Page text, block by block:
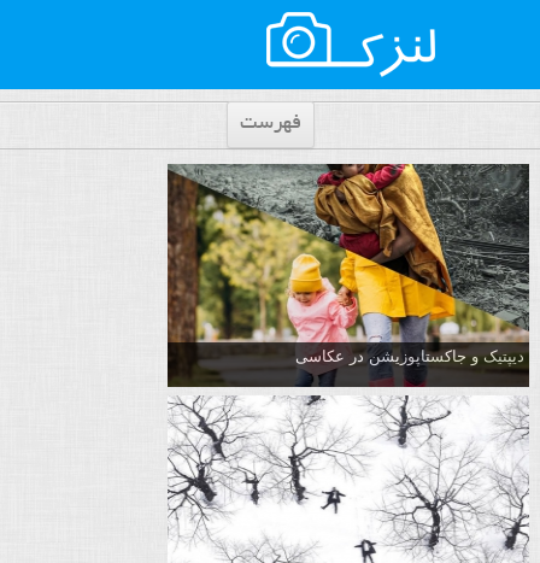
فهرست
دیپتیک و جاکستا‌پوزیشن در عکاسی